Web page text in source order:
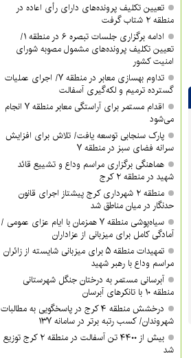
تعیین تکلیف پرونده‌های دارای رأی اعاده در
منطقه ۲ شتاب گرفت
ادامه برگزاری جلسات تبصره ۶ در منطقه ۱/
تعیین تکلیف پرونده‌های مشمول مصوبه شورای
امنیت کشور
تداوم بهسازی معابر در منطقه ۷/ اجرای عملیات
گسترده ترمیم و لکه‌گیری آسفالت
اقدام مستمر برای آراستگی معابر منطقه ۷ انجام
می‌شود
پارک سنجابی توسعه یافت/ تلاش برای افزایش
سرانه فضای سبز در منطقه ۷
هماهنگی برگزاری مراسم وداع و تشییع قائد
شهید در منطقه ۲ کرج
منطقه ۲ شهرداری کرج پیشتاز اجرای قانون
حدنگار در میان مناطق شد
سیاه‌پوشی منطقه ۷ همزمان با ایام عزای عمومی /
آمادگی کامل برای میزبانی از عزاداران
تمهیدات منطقه ۵ برای میزبانی شایسته از زائران
مراسم وداع با رهبر شهید
آبرسانی مستمر به درختان جنگل شهرستانی
منطقه ۱۰ با تانکرهای آبرسان
درخشش منطقه ۴ کرج در پاسخگویی به مطالبات
شهروندان/ کسب رتبه برتر در سامانه ۱۳۷
بیش از ۴۴۰۰ تن آسفالت در منطقه ۲ کرج توزیع
شد